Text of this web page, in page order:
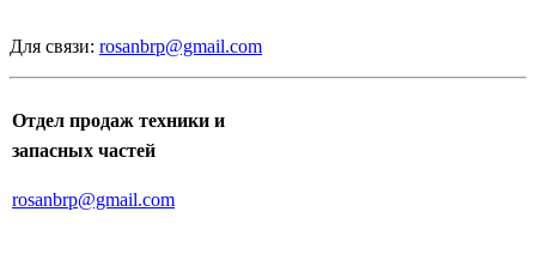
Для связи: rosanbrp@gmail.com
Отдел продаж техники и
запасных частей
rosanbrp@gmail.com